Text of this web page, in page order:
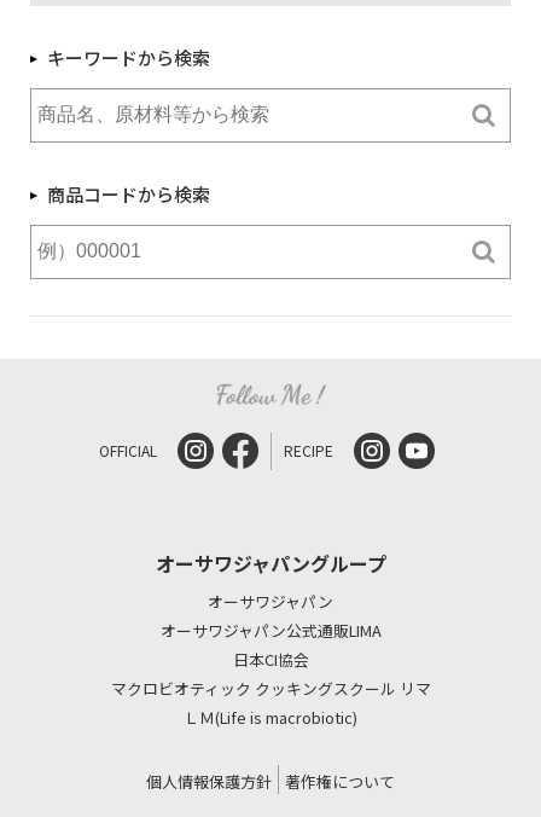
キーワードから検索
商品コードから検索
OFFICIAL RECIPE
オーサワジャパングループ
オーサワジャパン
オーサワジャパン公式通販LIMA
日本CI協会
マクロビオティック クッキングスクール リマ
ＬＭ(Life is macrobiotic)
個人情報保護方針 著作権について